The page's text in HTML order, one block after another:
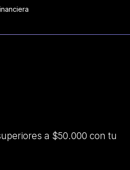
a $50.000 con tu